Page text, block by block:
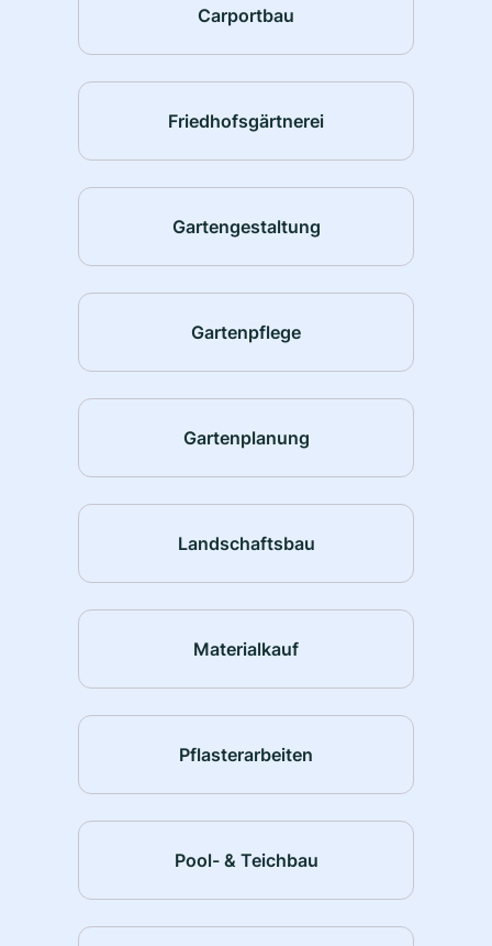
Carportbau
Friedhofsgärtnerei
Gartengestaltung
Gartenpflege
Gartenplanung
Landschaftsbau
Materialkauf
Pflasterarbeiten
Pool- & Teichbau